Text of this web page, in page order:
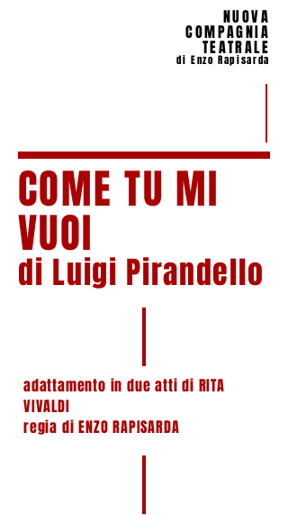
NUOVA
COMPAGNIA
TEATRALE
di Enzo Rapisarda
COME TU MI
VUOI
di Luigi Pirandello
adattamento in due atti di RITA
VIVALDI
regia di ENZO RAPISARDA